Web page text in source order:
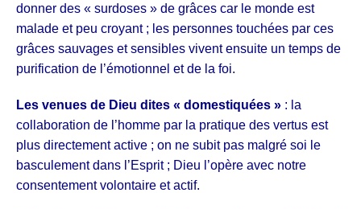
donner des « surdoses » de grâces car le monde est
malade et peu croyant ; les personnes touchées par ces
grâces sauvages et sensibles vivent ensuite un temps de
purification de l’émotionnel et de la foi.
Les venues de Dieu dites « domestiquées » : la
collaboration de l’homme par la pratique des vertus est
plus directement active ; on ne subit pas malgré soi le
basculement dans l’Esprit ; Dieu l’opère avec notre
consentement volontaire et actif.